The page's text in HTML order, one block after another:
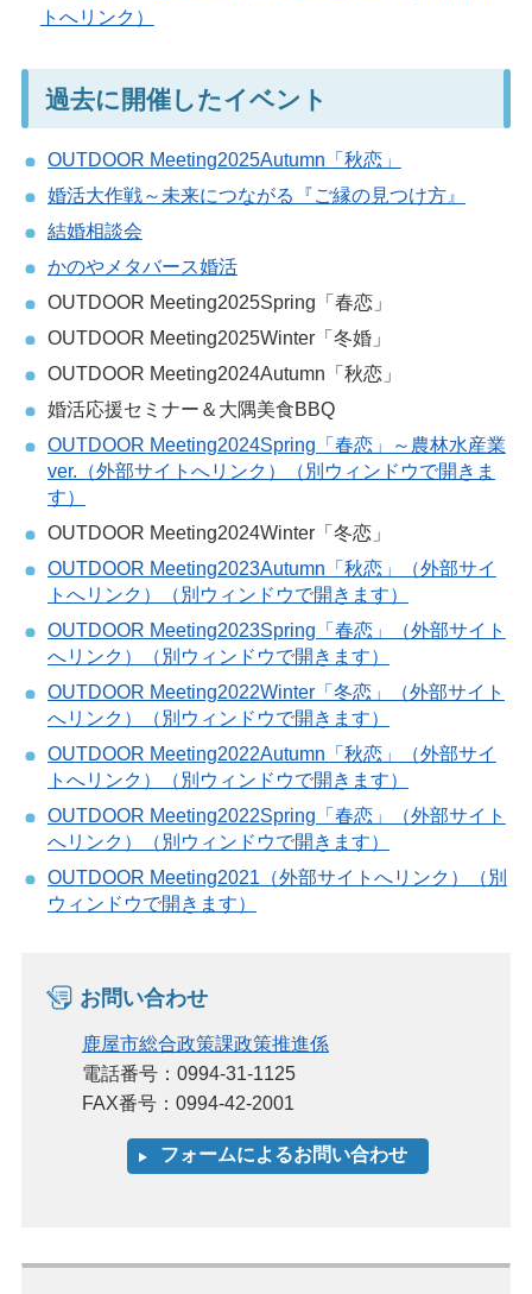
トへリンク）
過去に開催したイベント
OUTDOOR Meeting2025Autumn「秋恋」
婚活大作戦～未来につながる『ご縁の見つけ方』
結婚相談会
かのやメタバース婚活
OUTDOOR Meeting2025Spring「春恋」
OUTDOOR Meeting2025Winter「冬婚」
OUTDOOR Meeting2024Autumn「秋恋」
婚活応援セミナー＆大隅美食BBQ
OUTDOOR Meeting2024Spring「春恋」～農林水産業
ver.（外部サイトへリンク）（別ウィンドウで開きま
す）
OUTDOOR Meeting2024Winter「冬恋」
OUTDOOR Meeting2023Autumn「秋恋」（外部サイ
トへリンク）（別ウィンドウで開きます）
OUTDOOR Meeting2023Spring「春恋」（外部サイト
へリンク）（別ウィンドウで開きます）
OUTDOOR Meeting2022Winter「冬恋」（外部サイト
へリンク）（別ウィンドウで開きます）
OUTDOOR Meeting2022Autumn「秋恋」（外部サイ
トへリンク）（別ウィンドウで開きます）
OUTDOOR Meeting2022Spring「春恋」（外部サイト
へリンク）（別ウィンドウで開きます）
OUTDOOR Meeting2021 （外部サイトへリンク）（別
ウィンドウで開きます）
お問い合わせ
鹿屋市総合政策課政策推進係
電話番号：0994-31-1125
FAX番号：0994-42-2001